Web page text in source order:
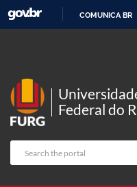
COMUNICA BR
Federal do